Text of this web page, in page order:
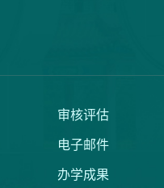
审核评估
电子邮件
办学成果